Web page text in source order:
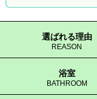
選ばれる理由
REASON
浴室
BATHROOM